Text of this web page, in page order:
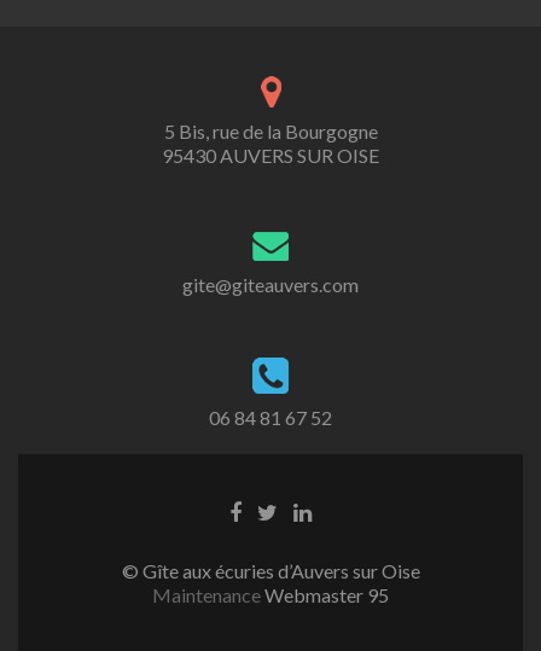
5 Bis, rue de la Bourgogne
95430 AUVERS SUR OISE
gite@giteauvers.com
06 84 81 67 52
LienLien
Lien
© Gîte aux écuries d’Auvers sur Oise
MaintenanceWebmaster 95